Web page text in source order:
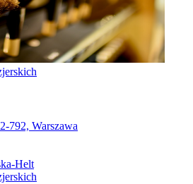
792, Warszawa